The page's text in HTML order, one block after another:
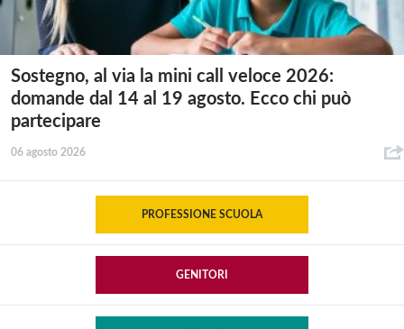
Sostegno, al via la mini call veloce 2026:
domande dal 14 al 19 agosto. Ecco chi può
partecipare
06 agosto 2026
PROFESSIONE SCUOLA
GENITORI